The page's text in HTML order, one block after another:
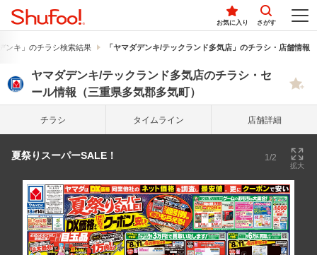
お気に入り さがす
ンキ」のチラシ検索結果 「ヤマダデンキ/テックランド多気店」のチラシ・店舗情報
ヤマダデンキ/テックランド多気店のチラシ・セ
ール情報（三重県多気郡多気町）
チラシ タイム ライン 店舗詳細
夏祭りスーパーSALE！ 1/2
拡大